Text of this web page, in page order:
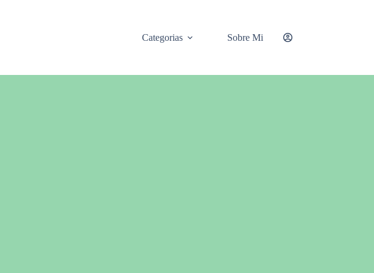
Categorias Sobre Mi